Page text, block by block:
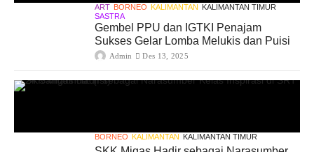
ART BORNEO KALIMANTAN KALIMANTAN TIMUR
SASTRA
Gembel PPU dan IGTKI Penajam
Sukses Gelar Lomba Melukis dan Puisi
Admin Des 13, 2025
BORNEO KALIMANTAN KALIMANTAN TIMUR